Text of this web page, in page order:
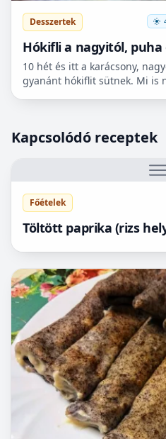
Desszertek
Hókifli a nagyitól, puha
10 hét és itt a karácsony,
gyanánt hókiflit sütnek. Mi is
Kapcsolódó receptek
Főételek
Töltött paprika (rizs